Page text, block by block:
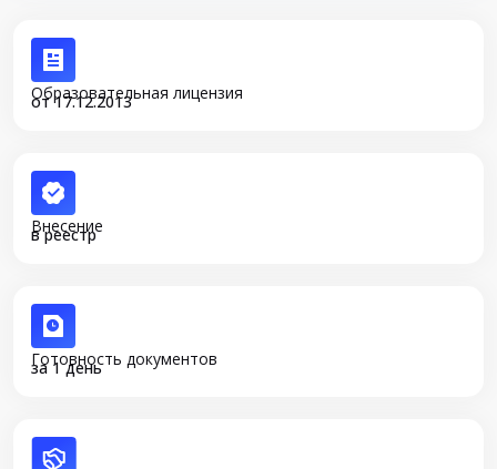
Образовательная лицензия
от 17.12.2013
Внесение
в реестр
Готовность документов
за 1 день